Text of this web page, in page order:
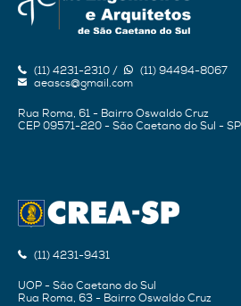
(11) 4231-2310 /
(11) 94494-8067
aeascs@gmail.com
Rua Roma, 61 - Bairro Oswaldo Cruz
CEP 09571-220 - São Caetano do Sul - SP
(11) 4231-9431
UOP - São Caetano do Sul
Rua Roma, 63 - Bairro Oswaldo Cruz